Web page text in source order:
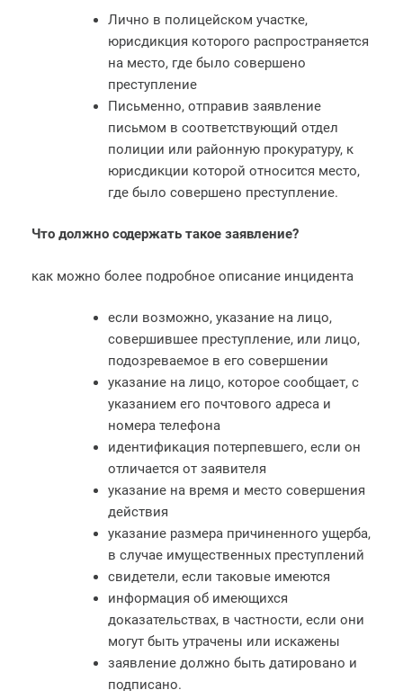
Лично в полицейском участке,
юрисдикция которого распространяется
на место, где было совершено
преступление
Письменно, отправив заявление
письмом в соответствующий отдел
полиции или районную прокуратуру, к
юрисдикции которой относится место,
где было совершено преступление.
Что должно содержать такое заявление?
как можно более подробное описание инцидента
если возможно, указание на лицо,
совершившее преступление, или лицо,
подозреваемое в его совершении
указание на лицо, которое сообщает, с
указанием его почтового адреса и
номера телефона
идентификация потерпевшего, если он
отличается от заявителя
указание на время и место совершения
действия
указание размера причиненного ущерба,
в случае имущественных преступлений
свидетели, если таковые имеются
информация об имеющихся
доказательствах, в частности, если они
могут быть утрачены или искажены
заявление должно быть датировано и
подписано.